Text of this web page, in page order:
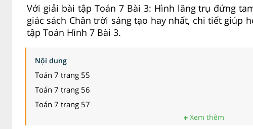
Với giải bài tập Toán 7 Bài 3: Hình lăng trụ đứng
giác sách Chân trời sáng tạo hay nhất, chi tiết giúp
tập Toán Hình 7 Bài 3.
Nội dung
Toán 7 trang 55
Toán 7 trang 56
Toán 7 trang 57
Xem thêm